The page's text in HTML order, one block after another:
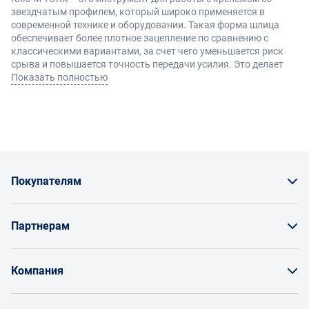
звездчатым профилем, который широко применяется в
современной технике и оборудовании. Такая форма шлица
обеспечивает более плотное зацепление по сравнению с
классическими вариантами, за счет чего уменьшается риск
срыва и повышается точность передачи усилия. Это делает
инструмент удобным как для точных работ, так и для задач с
несколько вариантов:
труднодоступных местах
передачу усилия
Основные преимущества:
Показать полностью
Покупателям
Партнерам
Компания